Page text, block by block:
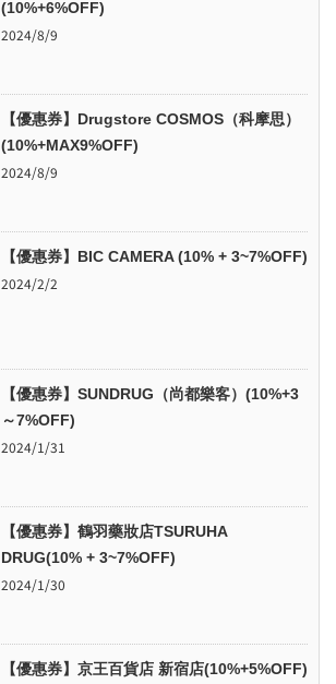
(10%+6%OFF)
2024/8/9
【優惠券】Drugstore COSMOS（科摩思）
(10%+MAX9%OFF)
2024/8/9
【優惠券】BIC CAMERA (10% + 3~7%OFF)
2024/2/2
【優惠券】SUNDRUG（尚都樂客）(10%+3
～7%OFF)
2024/1/31
【優惠券】鶴羽藥妝店TSURUHA
DRUG(10% + 3~7%OFF)
2024/1/30
【優惠券】京王百貨店 新宿店(10%+5%OFF)